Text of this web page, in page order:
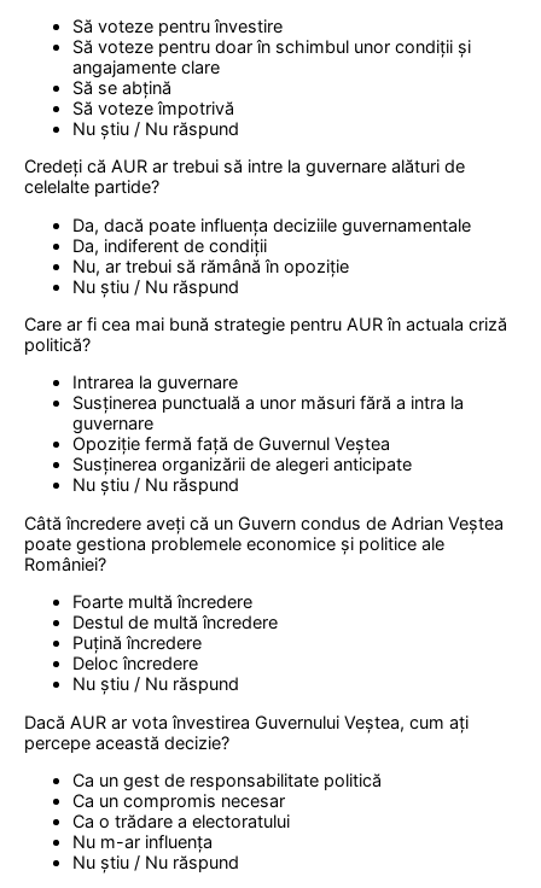
Să voteze pentru învestire
Să voteze pentru doar în schimbul unor condiții și
angajamente clare
Să se abțină
Să voteze împotrivă
Nu știu / Nu răspund
Credeți că AUR ar trebui să intre la guvernare alături de
celelalte partide?
Da, dacă poate influența deciziile guvernamentale
Da, indiferent de condiții
Nu, ar trebui să rămână în opoziție
Nu știu / Nu răspund
Care ar fi cea mai bună strategie pentru AUR în actuala criză
politică?
Intrarea la guvernare
Susținerea punctuală a unor măsuri fără a intra la
guvernare
Opoziție fermă față de Guvernul Veștea
Susținerea organizării de alegeri anticipate
Nu știu / Nu răspund
Câtă încredere aveți că un Guvern condus de Adrian Veștea
poate gestiona problemele economice și politice ale
României?
Foarte multă încredere
Destul de multă încredere
Puțină încredere
Deloc încredere
Nu știu / Nu răspund
Dacă AUR ar vota învestirea Guvernului Veștea, cum ați
percepe această decizie?
Ca un gest de responsabilitate politică
Ca un compromis necesar
Ca o trădare a electoratului
Nu m-ar influența
Nu știu / Nu răspund